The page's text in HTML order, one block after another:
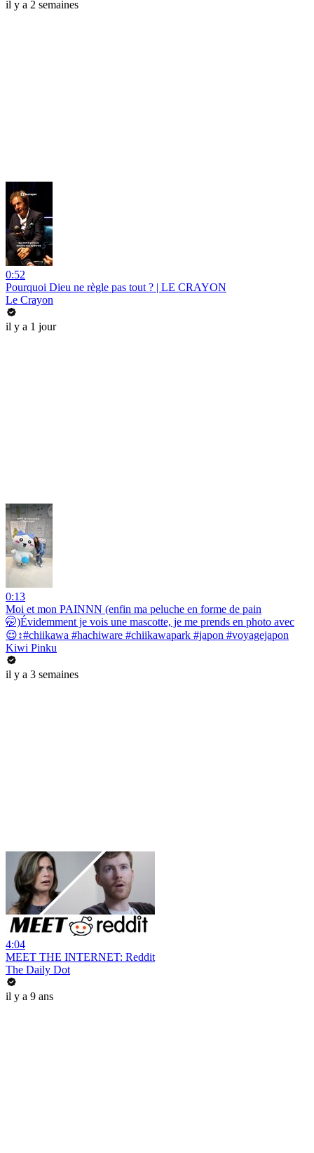
il y a 2 semaines
0:52
Pourquoi Dieu ne règle pas tout ? | LE CRAYON
Le Crayon
il y a 1 jour
0:13
Moi et mon PAINNN (enfin ma peluche en forme de pain
🤭)Évidemment je vois une mascotte, je me prends en photo avec
😌↕️#chiikawa #hachiware #chiikawapark #japon #voyagejapon
Kiwi Pinku
il y a 3 semaines
4:04
MEET THE INTERNET: Reddit
The Daily Dot
il y a 9 ans